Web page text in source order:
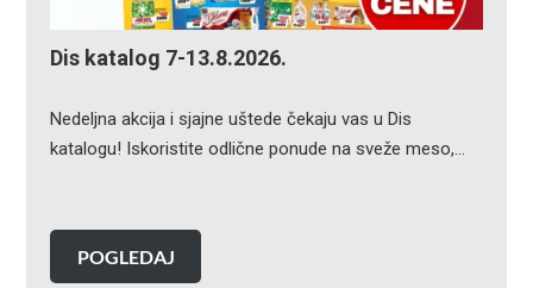
Dis katalog 7-13.8.2026.
Nedeljna akcija i sjajne uštede čekaju vas u Dis
katalogu! Iskoristite odlične ponude na sveže meso,…
POGLEDAJ